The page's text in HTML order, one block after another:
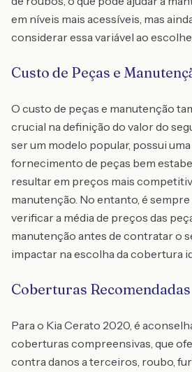
em níveis mais acessíveis, mas
considerar essa variável ao
Custo de Peças e
O custo de peças e manutenção
crucial na definição do valor do
ser um modelo popular, possui
fornecimento de peças bem
resultar em preços mais
manutenção. No entanto, é
verificar a média de preços das
manutenção antes de contratar o
impactar na escolha da cobertura
Coberturas Recomendadas
Para o Kia Cerato 2020, é
coberturas compreensivas, que
contra danos a terceiros, roubo,